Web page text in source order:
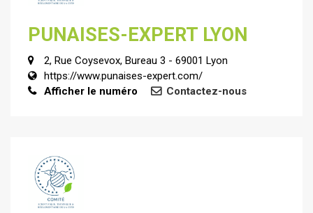
PUNAISES-EXPERT LYON
2, Rue Coysevox, Bureau 3 - 69001 Lyon
https://www.punaises-expert.com/
Afficher le numéro
Contactez-nous